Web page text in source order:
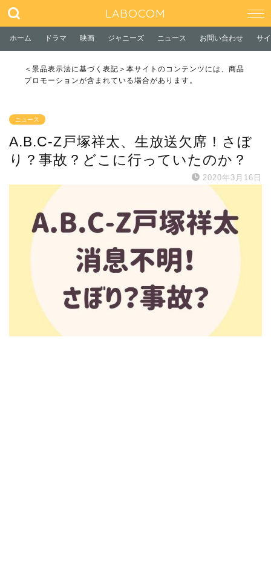
LABOCOM
ホーム ドラマ 映画 ジャニーズ ニュース お問い合わせ サ
＜景品表示法に基づく表記＞本サイトのコンテンツには、商品
プロモーションが含まれている場合があります。
ニュース
A.B.C-Z戸塚祥太、生放送欠席！さぼ
り？事故？どこに行っていたのか？
2020年3月16日